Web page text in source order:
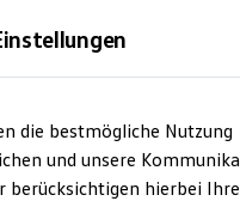
die bestmögliche Nutzung
und unsere
berücksichtigen hierbei Ihre